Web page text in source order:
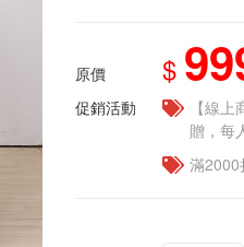
原價 $
促銷活動
【線
贈，每
滿2000